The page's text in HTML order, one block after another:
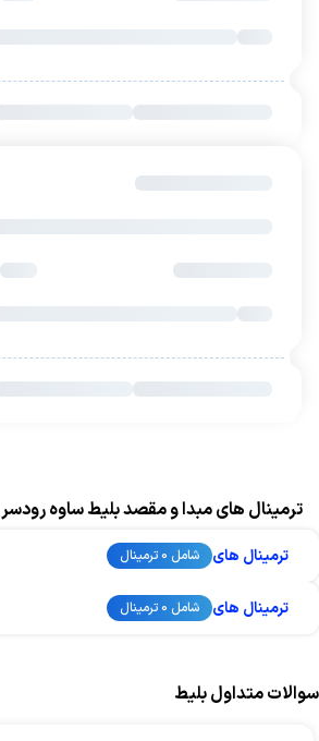
ترمینال های مبدا و مقصد بلیط ساوه رودسر
ترمینال های شامل 0 ترمینال
ترمینال های شامل 0 ترمینال
سوالات متداول بلیط